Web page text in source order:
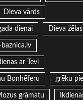
Dieva vārds
dienai Dieva
baznica.lv
ar Tevi
Bonhēferu grēku
grāmatu